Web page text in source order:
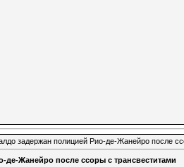
задержан полицией Рио-де-Жанейро после
де-Жанейро после ссоры с трансвеститами